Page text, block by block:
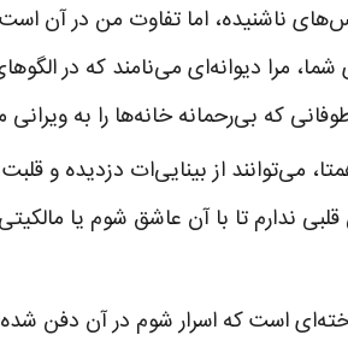
ناشنیده، اما تفاوت من در آن است
مرا دیوانه‌ای می‌نامند که در
که بی‌رحمانه خانه‌ها را به
از بینایی‌ات دزدیده و قلبت
ندارم تا با آن عاشق شوم یا مالکیتی
است که اسرار شوم در آن دفن